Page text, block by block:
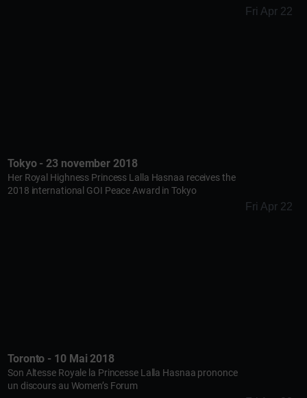
Fri Apr 22
Tokyo - 23 november 2018
Her Royal Highness Princess Lalla Hasnaa receives the
2018 international GOI Peace Award in Tokyo
Fri Apr 22
Toronto - 10 Mai 2018
Son Altesse Royale la Princesse Lalla Hasnaa prononce
un discours au Women’s Forum